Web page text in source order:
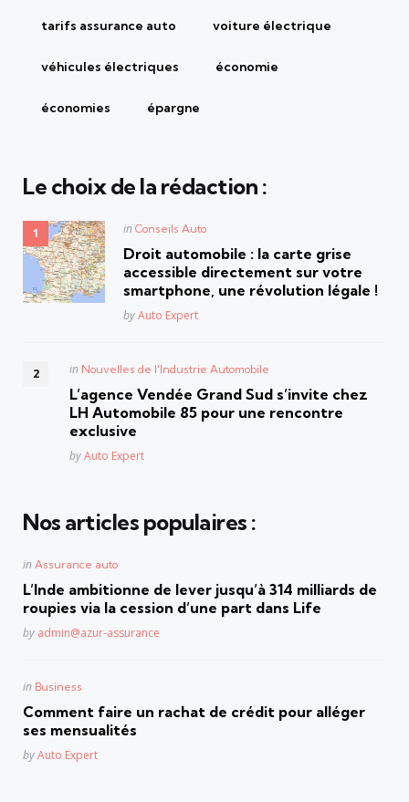
tarifs assurance auto voiture électrique
véhicules électriques économie
économies épargne
Le choix de la rédaction :
Posted
in Conseils Auto
Droit automobile : la carte grise
accessible directement sur votre
smartphone, une révolution légale !
Posted
byAuto Expert
Posted
in Nouvelles de l'Industrie Automobile
L’agence Vendée Grand Sud s’invite chez
LH Automobile 85 pour une rencontre
exclusive
Posted
byAuto Expert
Nos articles populaires :
Posted
in Assurance auto
L’Inde ambitionne de lever jusqu’à 314 milliards de
roupies via la cession d’une part dans Life
Posted
by admin@azur-assurance
Posted
in Business
Comment faire un rachat de crédit pour alléger
ses mensualités
Posted
byAuto Expert